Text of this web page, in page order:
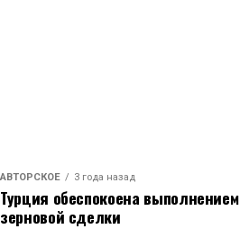
АВТОРСКОЕ 3 года назад
Турция обеспокоена выполнением
зерновой сделки